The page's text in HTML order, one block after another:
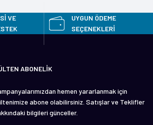
VE
UYGUN ÖDEME
SEÇENEKLERİ
ABONELİK
hemen yararlanmak için
abone olabilirsiniz. Satışlar ve Teklifler
bilgileri günceller.